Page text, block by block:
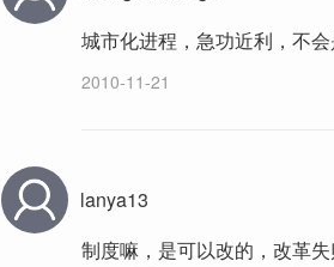
城市化进程，急功近利，不会
2010-11-21
lanya13
制度嘛，是可以改的，改革